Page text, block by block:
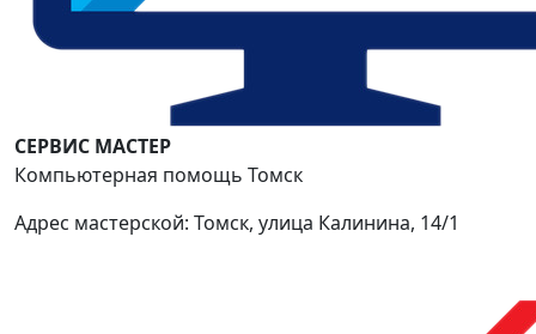
СЕРВИС МАСТЕР
Компьютерная помощь Томск
Адрес мастерской: Томск, улица Калинина, 14/1